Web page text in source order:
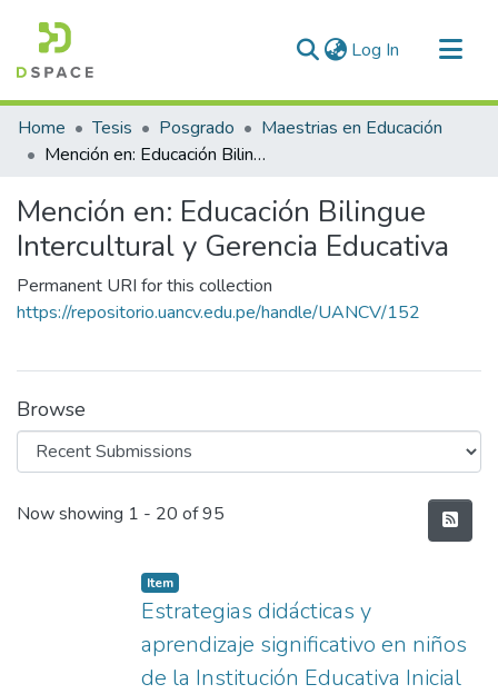
Log In (current)
Communities & Collections
All of DSpace
Home Tesis Posgrado
Maestrias en Educación
Mención en: Educación Bilingue Intercultural y Gerencia Educativa
Mención en: Educación Bilingue
Intercultural y Gerencia Educativa
Permanent URI for this collection
https://repositorio.uancv.edu.pe/handle/UANCV/152
Browse
Recent Submissions
Now showing 1 - 20 of 95
Item
Estrategias didácticas y
aprendizaje significativo en niños
de la Institución Educativa Inicial